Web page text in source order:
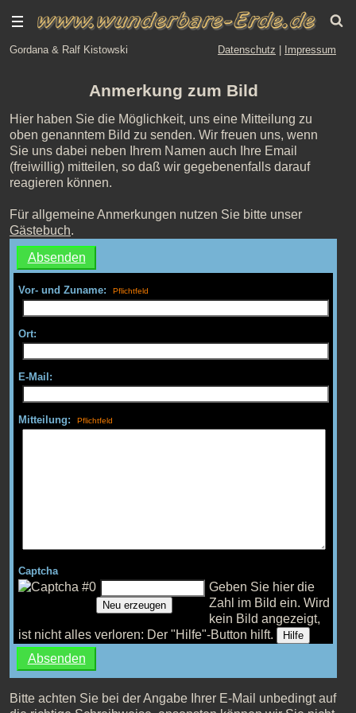
Gordana & Ralf Kistowski Datenschutz Impressum
Anmerkung zum Bild
Hier haben Sie die Möglichkeit, uns eine Mitteilung zu
oben genanntem Bild zu senden. Wir freuen uns, wenn
Sie uns dabei neben Ihrem Namen auch Ihre Email
(freiwillig) mitteilen, so daß wir gegebenenfalls darauf
reagieren können.
Für allgemeine Anmerkungen nutzen Sie bitte unser
Gästebuch.
Vor- und Zuname:
Ort:
E-Mail:
Mitteilung:
Captcha
Neu erzeugen
Geben Sie hier die
Zahl im Bild ein. Wird
kein Bild angezeigt,
ist nicht alles verloren: Der "Hilfe"-Button hilft.
Hilfe
Bitte achten Sie bei der Angabe Ihrer E-Mail unbedingt auf